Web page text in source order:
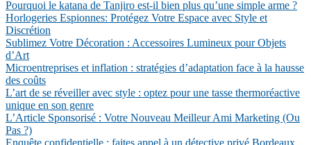
Pourquoi le katana de Tanjiro est-il bien plus qu’une simple arme ?
Horlogeries Espionnes: Protégez Votre Espace avec Style et
Discrétion
Sublimez Votre Décoration : Accessoires Lumineux pour Objets
d’Art
Microentreprises et inflation : stratégies d’adaptation face à la hausse
des coûts
L’art de se réveiller avec style : optez pour une tasse thermoréactive
unique en son genre
L’Article Sponsorisé : Votre Nouveau Meilleur Ami Marketing (Ou
Pas ?)
Enquête confidentielle : faites appel à un détective privé Bordeaux